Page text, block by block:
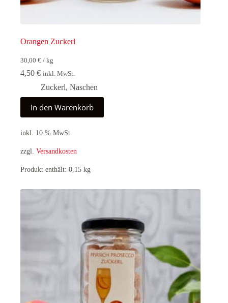
Orangen Zuckerl
30,00 € / kg
4,50 € inkl. MwSt.
Zuckerl, Naschen
In den Warenkorb
inkl. 10 % MwSt.
zzgl. Versandkosten
Produkt enthält: 0,15 kg